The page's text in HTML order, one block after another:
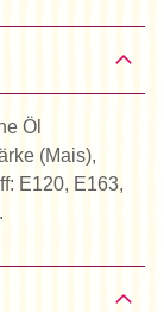
Öl
(Mais),
E120, E163,